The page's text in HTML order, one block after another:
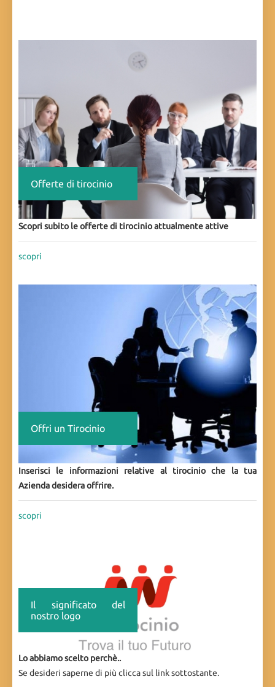
Offerte di tirocinio
Scopri subito le offerte di tirocinio attualmente attive
scopri
Offri un Tirocinio
Inserisci le informazioni relative al tirocinio che la tua
Azienda desidera offrire.
scopri
Il significato del
nostro logo
Lo abbiamo scelto perchè..
Se desideri saperne di più clicca sul link sottostante.